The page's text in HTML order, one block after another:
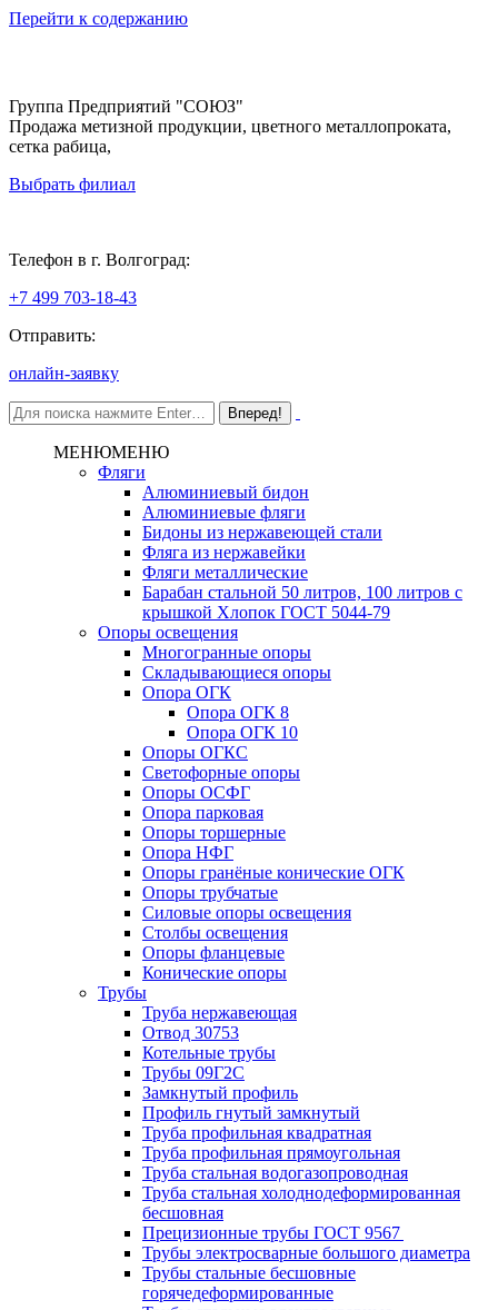
Перейти к содержанию
Группа Предприятий "СОЮЗ"
Продажа метизной продукции, цветного металлопроката,
сетка рабица,
Выбрать филиал
Телефон в г. Волгоград:
+7 499 703-18-43
Отправить:
онлайн-заявку
МЕНЮМЕНЮ
Фляги
Алюминиевый бидон
Алюминиевые фляги
Бидоны из нержавеющей стали
Фляга из нержавейки
Фляги металлические
Барабан стальной 50 литров, 100 литров с
крышкой Хлопок ГОСТ 5044-79
Опоры освещения
Многогранные опоры
Складывающиеся опоры
Опора ОГК
Опора ОГК 8
Опора ОГК 10
Опоры ОГКС
Светофорные опоры
Опоры ОСФГ
Опора парковая
Опоры торшерные
Опора НФГ
Опоры гранёные конические ОГК
Опоры трубчатые
Силовые опоры освещения
Столбы освещения
Опоры фланцевые
Конические опоры
Трубы
Труба нержавеющая
Отвод 30753
Котельные трубы
Трубы 09Г2С
Замкнутый профиль
Профиль гнутый замкнутый
Труба профильная квадратная
Труба профильная прямоугольная
Труба стальная водогазопроводная
Труба стальная холоднодеформированная
бесшовная
Прецизионные трубы ГОСТ 9567
Трубы электросварные большого диаметра
Трубы стальные бесшовные
горячедеформированные